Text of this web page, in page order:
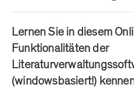
Lernen Sie in diesem
Funktionalitäten der
(windowsbasiert!)